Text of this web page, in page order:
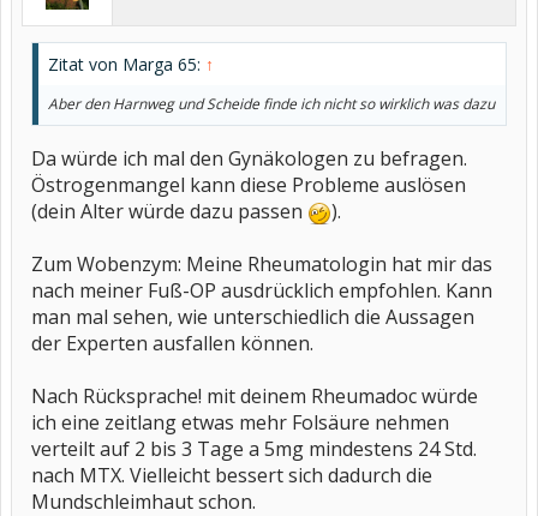
Zitat von Marga 65: ↑
Aber den Harnweg und Scheide finde ich nicht so wirklich was dazu‍
Da würde ich mal den Gynäkologen zu befragen.
Östrogenmangel kann diese Probleme auslösen
(dein Alter würde dazu passen
).
Zum Wobenzym: Meine Rheumatologin hat mir das
nach meiner Fuß-OP ausdrücklich empfohlen. Kann
man mal sehen, wie unterschiedlich die Aussagen
der Experten ausfallen können.
Nach Rücksprache! mit deinem Rheumadoc würde
ich eine zeitlang etwas mehr Folsäure nehmen
verteilt auf 2 bis 3 Tage a 5mg mindestens 24 Std.
nach MTX. Vielleicht bessert sich dadurch die
Mundschleimhaut schon.